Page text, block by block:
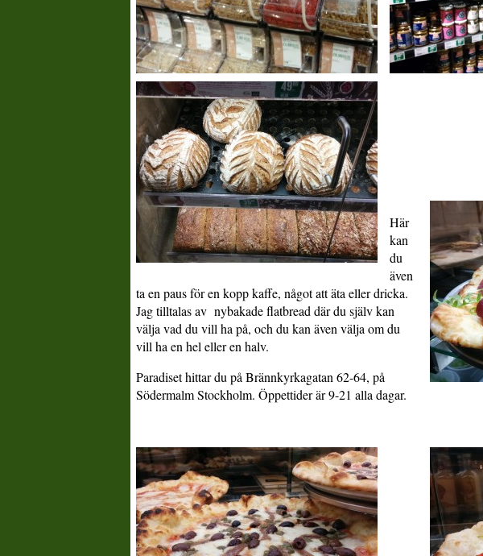
Här
kan
du
även
ta en paus för en kopp kaffe, något att äta eller dricka.
Jag tilltalas av nybakade flatbread där du själv kan
välja vad du vill ha på, och du kan även välja om du
vill ha en hel eller en halv.
Paradiset hittar du på Brännkyrkagatan 62-64, på
Södermalm Stockholm. Öppettider är 9-21 alla dagar.